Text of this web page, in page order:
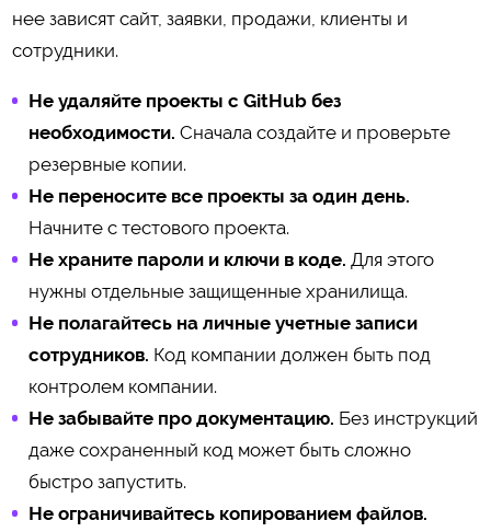
нее зависят сайт, заявки, продажи, клиенты и
сотрудники.
Не удаляйте проекты с GitHub без
необходимости. Сначала создайте и проверьте
резервные копии.
Не переносите все проекты за один день.
Начните с тестового проекта.
Не храните пароли и ключи в коде. Для этого
нужны отдельные защищенные хранилища.
Не полагайтесь на личные учетные записи
сотрудников. Код компании должен быть под
контролем компании.
Не забывайте про документацию. Без инструкций
даже сохраненный код может быть сложно
быстро запустить.
Не ограничивайтесь копированием файлов.